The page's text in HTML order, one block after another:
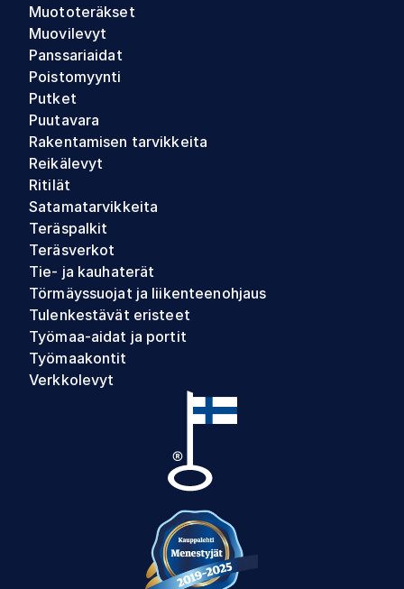
Muototeräkset
Muovilevyt
Panssariaidat
Poistomyynti
Putket
Puutavara
Rakentamisen tarvikkeita
Reikälevyt
Ritilät
Satamatarvikkeita
Teräspalkit
Teräsverkot
Tie- ja kauhaterät
Törmäyssuojat ja liikenteenohjaus
Tulenkestävät eristeet
Työmaa-aidat ja portit
Työmaakontit
Verkkolevyt